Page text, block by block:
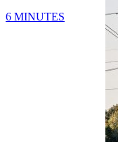
6 MINUTES